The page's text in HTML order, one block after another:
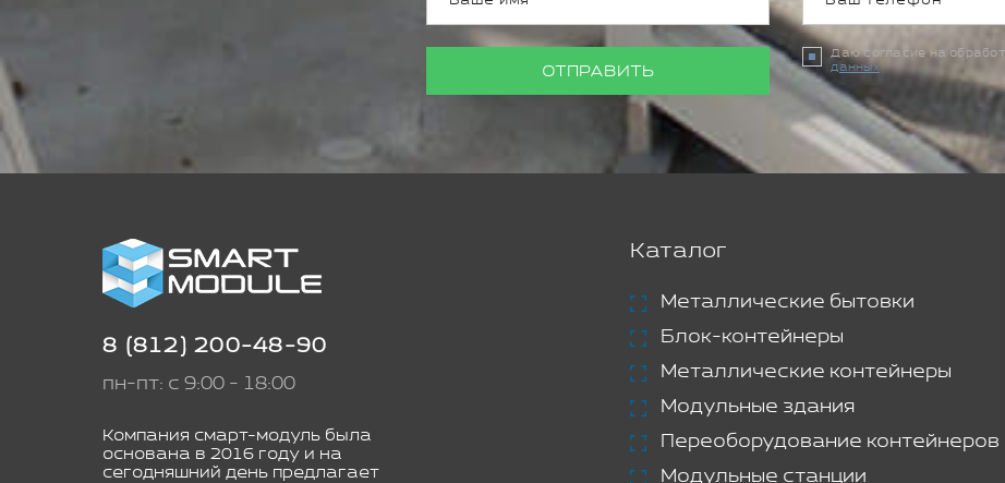
ОТПРАВИТЬ
Даю согласие на
данных
8 (812) 200-48-90
пн-пт: с 9:00 - 18:00
Компания смарт-модуль была
основана в 2016 году и на
сегодняшний день предлагает
Каталог
Металлические бытовки
Блок-контейнеры
Металлические контейнеры
Модульные здания
Переоборудование контейнеров
Модульные станции